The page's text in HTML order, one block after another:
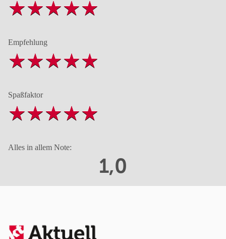
Empfehlung
Spaßfaktor
Alles in allem Note:
1,0